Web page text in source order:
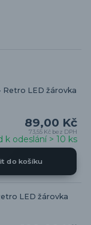
Retro LED žárovka
89,00 Kč
73,55 Kč bez DPH
k odeslání > 10 ks
do košíku
LED žárovka